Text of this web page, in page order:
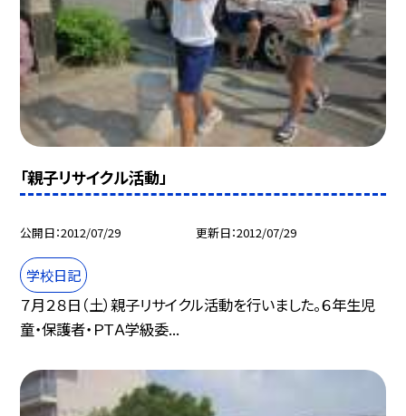
「親子リサイクル活動」
公開日 2012/07/29 更新日 2012/07/29
学校日記
７月２８日（土）親子リサイクル活動を行いました。６年生児
童・保護者・ＰＴＡ学級委...